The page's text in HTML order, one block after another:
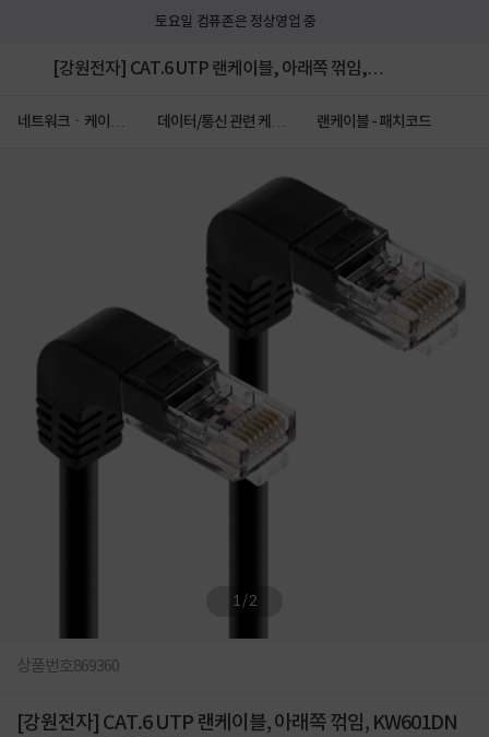
토요일 컴퓨존은 정상영업 중
[강원전자] CAT.6 UTP 랜케이블, 아래쪽 꺾임,
네트워크ㆍ케이블
데이터/통신 관련 케이
랜케이블 - 패치코드
1/2
상품번호869360
[강원전자] CAT.6 UTP 랜케이블, 아래쪽 꺾임, KW601DN